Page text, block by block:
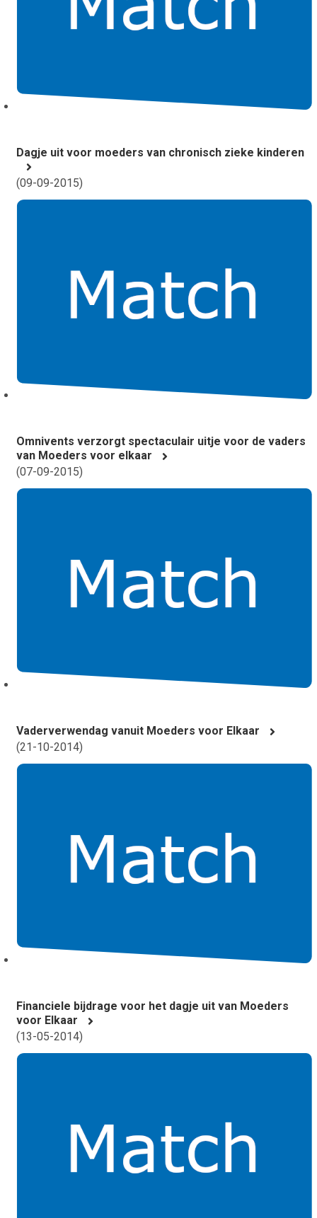
Dagje uit voor moeders van chronisch zieke kinderen
(09-09-2015)
Omnivents verzorgt spectaculair uitje voor de vaders
van Moeders voor elkaar
(07-09-2015)
Vaderverwendag vanuit Moeders voor Elkaar
(21-10-2014)
Financiele bijdrage voor het dagje uit van Moeders
voor Elkaar
(13-05-2014)